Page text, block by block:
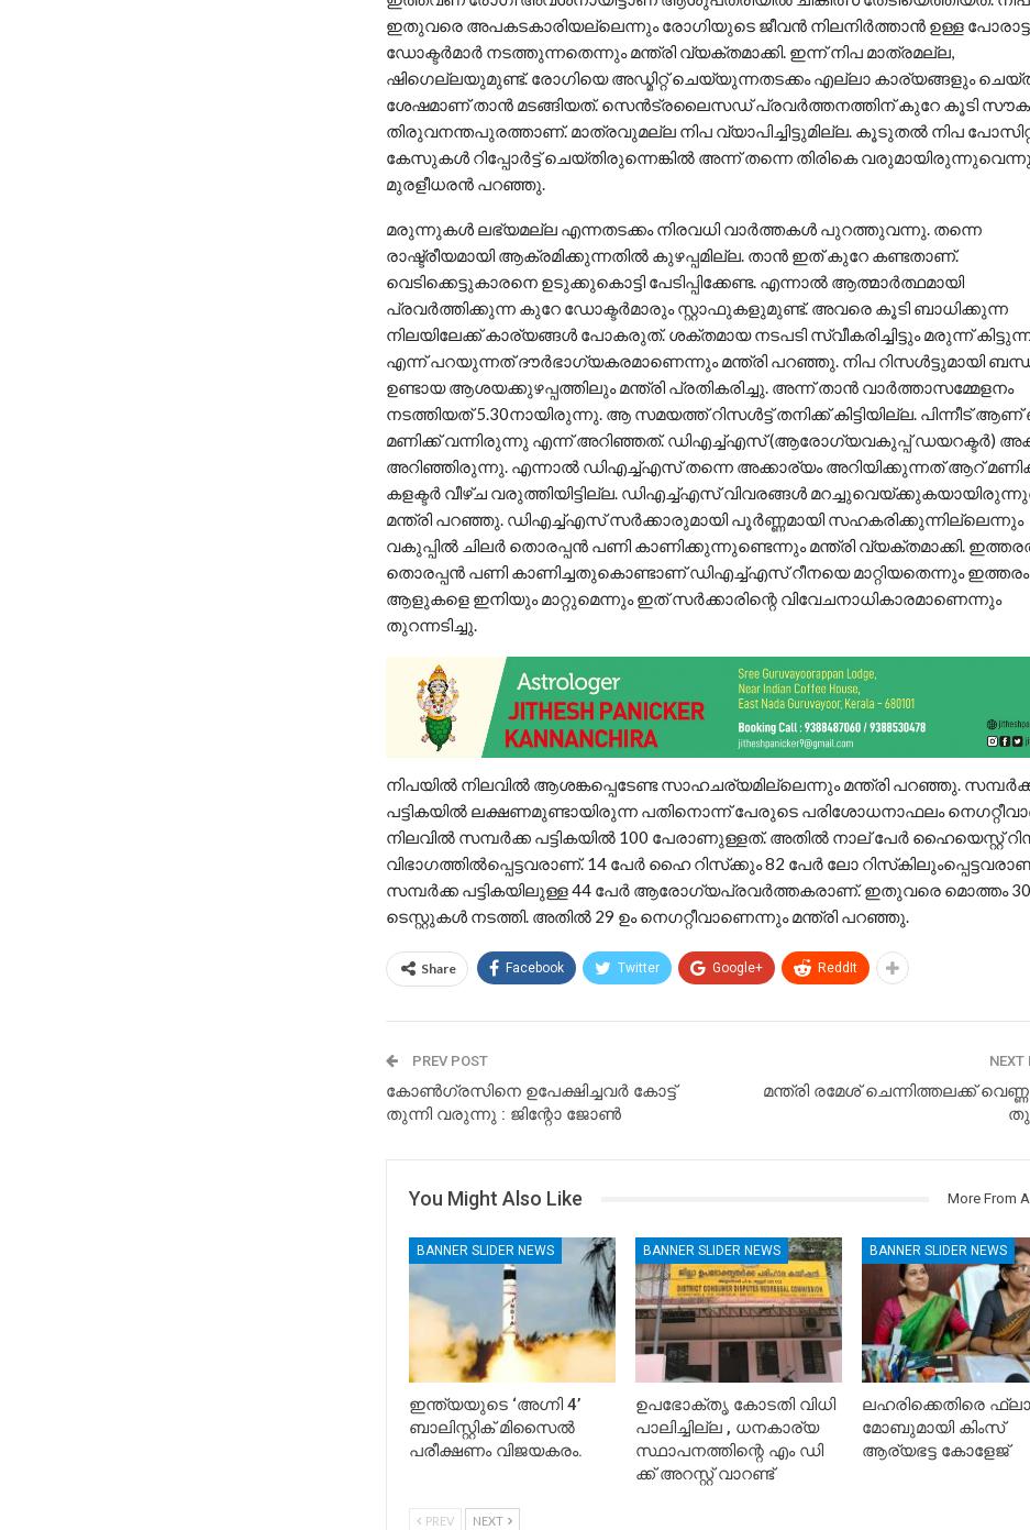
ഇതുവരെ അപകടകാരിയല്ലെന്നും രോഗിയുടെ ജീവന്‍ നിലനിര്‍ത്താന്‍ ഉള്ള
ഡോക്ടര്‍മാര്‍ നടത്തുന്നതെന്നും മന്ത്രി വ്യക്തമാക്കി. ഇന്ന് നിപ മാത്രമല്ല,
ഷിഗെല്ലയുമുണ്ട്. രോഗിയെ അഡ്മിറ്റ് ചെയ്യുന്നതടക്കം എല്ലാ കാര്യങ്ങളും
ശേഷമാണ് താന്‍ മടങ്ങിയത്. സെന്‍ട്രലൈസഡ് പ്രവര്‍ത്തനത്തിന് കുറേ കൂടി
തിരുവനന്തപുരത്താണ്. മാത്രവുമല്ല നിപ വ്യാപിച്ചിട്ടുമില്ല. കൂടുതല്‍ നിപ
കേസുകള്‍ റിപ്പോര്‍ട്ട് ചെയ്തിരുന്നെങ്കില്‍ അന്ന് തന്നെ തിരികെ
മുരളീധരന്‍ പറഞ്ഞു.
മരുന്നുകള്‍ ലഭ്യമല്ല എന്നതടക്കം നിരവധി വാര്‍ത്തകള്‍ പുറത്തുവന്നു. തന്നെ
രാഷ്ട്രീയമായി ആക്രമിക്കുന്നതില്‍ കുഴപ്പമില്ല. താന്‍ ഇത് കുറേ കണ്ടതാണ്.
വെടിക്കെട്ടുകാരനെ ഉടുക്കുകൊട്ടി പേടിപ്പിക്കേണ്ട. എന്നാല്‍ ആത്മാര്‍ത്ഥമായി
പ്രവര്‍ത്തിക്കുന്ന കുറേ ഡോക്ടര്‍മാരും സ്റ്റാഫുകളുമുണ്ട്. അവരെ കൂടി ബാധിക്കുന്ന
നിലയിലേക്ക് കാര്യങ്ങള്‍ പോകരുത്. ശക്തമായ നടപടി സ്വീകരിച്ചിട്ടും മരുന്ന്
എന്ന് പറയുന്നത് ദൗര്‍ഭാഗ്യകരമാണെന്നും മന്ത്രി പറഞ്ഞു. നിപ റിസള്‍ട്ടുമായി
ഉണ്ടായ ആശയക്കുഴപ്പത്തിലും മന്ത്രി പ്രതികരിച്ചു. അന്ന് താന്‍ വാര്‍ത്താസമ്മേളനം
നടത്തിയത് 5.30നായിരുന്നു. ആ സമയത്ത് റിസള്‍ട്ട് തനിക്ക് കിട്ടിയില്ല. പിന്നീട്
മണിക്ക് വന്നിരുന്നു എന്ന് അറിഞ്ഞത്. ഡിഎച്ച്എസ് (ആരോഗ്യവകുപ്പ് ഡയറക്ടര്‍)
അറിഞ്ഞിരുന്നു. എന്നാല്‍ ഡിഎച്ച്എസ് തന്നെ അക്കാര്യം അറിയിക്കുന്നത് ആറ്
കളക്ടര്‍ വീഴ്ച വരുത്തിയിട്ടില്ല. ഡിഎച്ച്എസ് വിവരങ്ങള്‍
മന്ത്രി പറഞ്ഞു. ഡിഎച്ച്എസ് സര്‍ക്കാരുമായി പൂര്‍ണ്ണമായി സഹകരിക്കുന്നില്ലെന്നും
വകുപ്പില്‍ ചിലര്‍ തൊരപ്പന്‍ പണി കാണിക്കുന്നുണ്ടെന്നും മന്ത്രി വ്യക്തമാക്കി.
തൊരപ്പന്‍ പണി കാണിച്ചതുകൊണ്ടാണ് ഡിഎച്ച്എസ് റീനയെ മാറ്റിയതെന്നും ഇത്തരം
ആളുകളെ ഇനിയും മാറ്റുമെന്നും ഇത് സര്‍ക്കാരിന്റെ വിവേചനാധികാരമാണെന്നും
തുറന്നടിച്ചു.
നിപയില്‍ നിലവില്‍ ആശങ്കപ്പെടേണ്ട സാഹചര്യമില്ലെന്നും മന്ത്രി പറഞ്ഞു.
പട്ടികയില്‍ ലക്ഷണമുണ്ടായിരുന്ന പതിനൊന്ന് പേരുടെ പരിശോധനാഫലം
നിലവില്‍ സമ്പര്‍ക്ക പട്ടികയില്‍ 100 പേരാണുള്ളത്. അതില്‍ നാല് പേര്‍ ഹൈയെസ്റ്റ്
വിഭാഗത്തില്‍പ്പെട്ടവരാണ്. 14 പേര്‍ ഹൈ റിസ്‌ക്കും 82 പേര്‍ ലോ
സമ്പര്‍ക്ക പട്ടികയിലുള്ള 44 പേര്‍ ആരോഗ്യപ്രവര്‍ത്തകരാണ്. ഇതുവരെ മൊത്തം 30
ടെസ്റ്റുകള്‍ നടത്തി. അതില്‍ 29 ഉം നെഗറ്റീവാണെന്നും മന്ത്രി പറഞ്ഞു.
Share Facebook Twitter Google+ ReddIt
PREV POST
കോണ്‍ഗ്രസിനെ ഉപേക്ഷിച്ചവര്‍ കോട്ട്
തുന്നി വരുന്നു : ജിന്റോ ജോൺ
NEXT
മന്ത്രി രമേശ്‌ ചെന്നിത്തലക്ക്
You Might Also Like More From
BANNER SLIDER NEWS
ഇന്ത്യയുടെ ‘അഗ്നി 4’
ബാലിസ്റ്റിക് മിസൈൽ
പരീക്ഷണം വിജയകരം.
BANNER SLIDER NEWS
ഉപഭോക്തൃ കോടതി വിധി
പാലിച്ചില്ല , ധനകാര്യ
സ്ഥാപനത്തിന്റെ എം ഡി
ക്ക് അറസ്റ്റ് വാറണ്ട്
BANNER SLIDER NEWS
ലഹരിക്കെതിരെ
മോബുമായി കിംസ്
ആര്യഭട്ട കോളേജ്
PREV NEXT